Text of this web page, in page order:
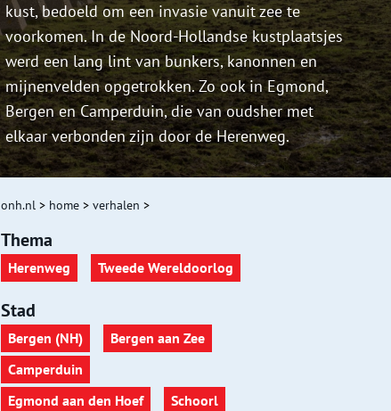
kust, bedoeld om een invasie vanuit zee te
voorkomen. In de Noord-Hollandse kustplaatsjes
werd een lang lint van bunkers, kanonnen en
mijnenvelden opgetrokken. Zo ook in Egmond,
Bergen en Camperduin, die van oudsher met
elkaar verbonden zijn door de Herenweg.
onh.nl > home > verhalen >
Thema
Herenweg Tweede Wereldoorlog
Stad
Bergen (NH)
Bergen aan Zee
Camperduin
Egmond aan den Hoef
Schoorl